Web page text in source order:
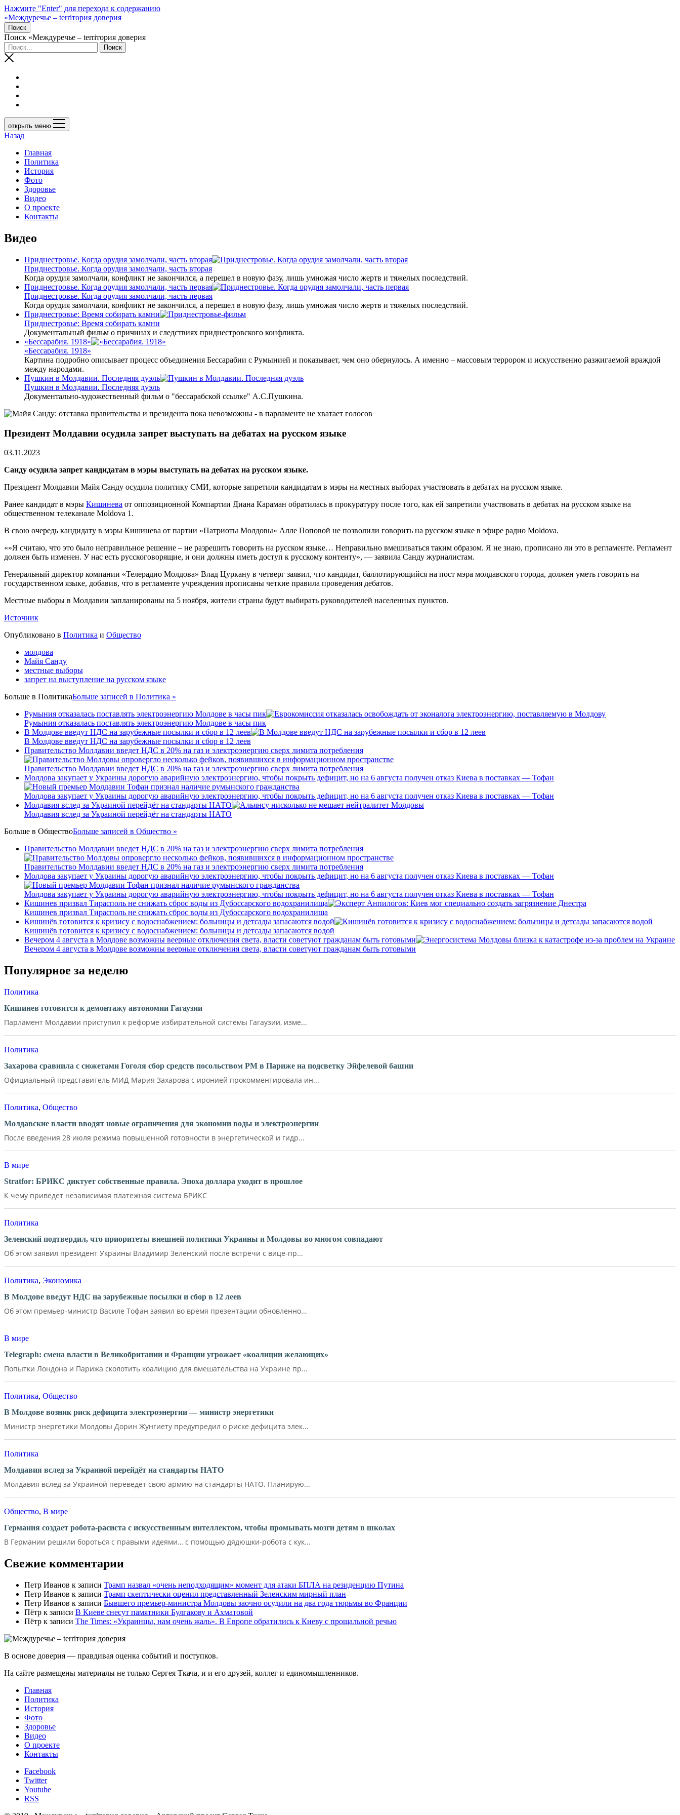
Нажмите "Enter" для перехода к содержанию
«Междуречье – terriтория доверия
Поиск
Поиск «Междуречье – terriтория доверия
открыть меню
Назад
Главная
Политика
История
Фото
Здоровье
Видео
О проекте
Контакты
Видео
Приднестровье. Когда орудия замолчали, часть вторая
Приднестровье. Когда орудия замолчали, часть вторая
Когда орудия замолчали, конфликт не закончился, а перешел в новую фазу, лишь умножая число жертв и тяжелых последствий.
Приднестровье. Когда орудия замолчали, часть первая
Приднестровье. Когда орудия замолчали, часть первая
Когда орудия замолчали, конфликт не закончился, а перешел в новую фазу, лишь умножая число жертв и тяжелых последствий.
Приднестровье: Время собирать камни
Приднестровье: Время собирать камни
Документальный фильм о причинах и следствиях приднестровского конфликта.
«Бессарабия. 1918»
«Бессарабия. 1918»
Картина подробно описывает процесс объединения Бессарабии с Румынией и показывает, чем оно обернулось. А именно – массовым террором и искусственно разжигаемой враждой
между народами.
Пушкин в Молдавии. Последняя дуэль
Пушкин в Молдавии. Последняя дуэль
Документально-художественный фильм о "бессарабской ссылке" А.С.Пушкина.
Президент Молдавии осудила запрет выступать на дебатах на русском языке
03.11.2023
Санду осудила запрет кандидатам в мэры выступать на дебатах на русском языке.
Президент Молдавии Майя Санду осудила политику СМИ, которые запретили кандидатам в мэры на местных выборах участвовать в дебатах на русском языке.
Ранее кандидат в мэры Кишинева от оппозиционной Компартии Диана Караман обратилась в прокуратуру после того, как ей запретили участвовать в дебатах на русском языке на
общественном телеканале Moldova 1.
В свою очередь кандидату в мэры Кишинева от партии «Патриоты Молдовы» Алле Поповой не позволили говорить на русском языке в эфире радио Moldova.
«»Я считаю, что это было неправильное решение – не разрешить говорить на русском языке… Неправильно вмешиваться таким образом. Я не знаю, прописано ли это в регламенте. Регламент
должен быть изменен. У нас есть русскоговорящие, и они должны иметь доступ к русскому контенту», — заявила Санду журналистам.
Генеральный директор компании «Телерадио Молдова» Влад Цуркану в четверг заявил, что кандидат, баллотирующийся на пост мэра молдавского города, должен уметь говорить на
государственном языке, добавив, что в регламенте учреждения прописаны четкие правила проведения дебатов.
Местные выборы в Молдавии запланированы на 5 ноября, жители страны будут выбирать руководителей населенных пунктов.
Источник
Опубликовано в Политика и Общество
молдова
Майя Санду
местные выборы
запрет на выступление на русском языке
Больше в ПолитикаБольше записей в Политика »
Румыния отказалась поставлять электроэнергию Молдове в часы пик
Румыния отказалась поставлять электроэнергию Молдове в часы пик
В Молдове введут НДС на зарубежные посылки и сбор в 12 леев
В Молдове введут НДС на зарубежные посылки и сбор в 12 леев
Правительство Молдавии введет НДС в 20% на газ и электроэнергию сверх лимита потребления
Правительство Молдавии введет НДС в 20% на газ и электроэнергию сверх лимита потребления
Молдова закупает у Украины дорогую аварийную электроэнергию, чтобы покрыть дефицит, но на 6 августа получен отказ Киева в поставках — Тофан
Молдова закупает у Украины дорогую аварийную электроэнергию, чтобы покрыть дефицит, но на 6 августа получен отказ Киева в поставках — Тофан
Молдавия вслед за Украиной перейдёт на стандарты НАТО
Молдавия вслед за Украиной перейдёт на стандарты НАТО
Больше в ОбществоБольше записей в Общество »
Правительство Молдавии введет НДС в 20% на газ и электроэнергию сверх лимита потребления
Правительство Молдавии введет НДС в 20% на газ и электроэнергию сверх лимита потребления
Молдова закупает у Украины дорогую аварийную электроэнергию, чтобы покрыть дефицит, но на 6 августа получен отказ Киева в поставках — Тофан
Молдова закупает у Украины дорогую аварийную электроэнергию, чтобы покрыть дефицит, но на 6 августа получен отказ Киева в поставках — Тофан
Кишинев призвал Тирасполь не снижать сброс воды из Дубоссарского водохранилища
Кишинев призвал Тирасполь не снижать сброс воды из Дубоссарского водохранилища
Кишинёв готовится к кризису с водоснабжением: больницы и детсады запасаются водой
Кишинёв готовится к кризису с водоснабжением: больницы и детсады запасаются водой
Вечером 4 августа в Молдове возможны веерные отключения света, власти советуют гражданам быть готовыми
Вечером 4 августа в Молдове возможны веерные отключения света, власти советуют гражданам быть готовыми
Популярное за неделю
Политика
Кишинев готовится к демонтажу автономии Гагаузии
Парламент Молдавии приступил к реформе избирательной системы Гагаузии, изме...
Политика
Захарова сравнила с сюжетами Гоголя сбор средств посольством РМ в Париже на подсветку Эйфелевой башни
Официальный представитель МИД Мария Захарова с иронией прокомментировала ин...
Политика, Общество
Молдавские власти вводят новые ограничения для экономии воды и электроэнергии
После введения 28 июля режима повышенной готовности в энергетической и гидр...
В мире
Stratfor: БРИКС диктует собственные правила. Эпоха доллара уходит в прошлое
К чему приведет независимая платежная система БРИКС
Политика
Зеленский подтвердил, что приоритеты внешней политики Украины и Молдовы во многом совпадают
Об этом заявил президент Украины Владимир Зеленский после встречи с вице-пр...
Политика, Экономика
В Молдове введут НДС на зарубежные посылки и сбор в 12 леев
Об этом премьер-министр Василе Тофан заявил во время презентации обновленно...
В мире
Telegraph: смена власти в Великобритании и Франции угрожает «коалиции желающих»
Попытки Лондона и Парижа сколотить коалицию для вмешательства на Украине пр...
Политика, Общество
В Молдове возник риск дефицита электроэнергии — министр энергетики
Министр энергетики Молдовы Дорин Жунгиету предупредил о риске дефицита элек...
Политика
Молдавия вслед за Украиной перейдёт на стандарты НАТО
Молдавия вслед за Украиной переведет свою армию на стандарты НАТО. Планирую...
Общество, В мире
Германия создает робота-расиста с искусственным интеллектом, чтобы промывать мозги детям в школах
В Германии решили бороться с правыми идеями… с помощью дядюшки-робота с кук...
Свежие комментарии
Петр Иванов к записи Трамп назвал «очень неподходящим» момент для атаки БПЛА на резиденцию Путина
Петр Иванов к записи Трамп скептически оценил представленный Зеленским мирный план
Петр Иванов к записи Бывшего премьер-министра Молдовы заочно осудили на два года тюрьмы во Франции
Пётр к записи В Киеве снесут памятники Булгакову и Ахматовой
Пётр к записи Тhe Times: «Украинцы, нам очень жаль». В Европе обратились к Киеву с прощальной речью
В основе доверия — правдивая оценка событий и поступков.
На сайте размещены материалы не только Сергея Ткача, и и его друзей, коллег и единомышленников.
Главная
Политика
История
Фото
Здоровье
Видео
О проекте
Контакты
Facebook
Twitter
Youtube
RSS